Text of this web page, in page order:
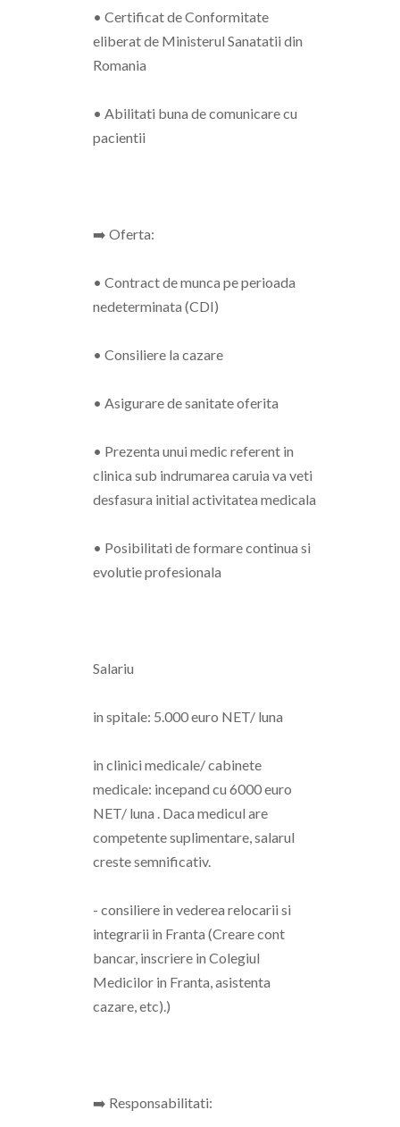
• Certificat de Conformitate
eliberat de Ministerul Sanatatii din
Romania
• Abilitati buna de comunicare cu
pacientii
➡️ Oferta:
• Contract de munca pe perioada
nedeterminata (CDI)
• Consiliere la cazare
• Asigurare de sanitate oferita
• Prezenta unui medic referent in
clinica sub indrumarea caruia va veti
desfasura initial activitatea medicala
• Posibilitati de formare continua si
evolutie profesionala
Salariu
in spitale: 5.000 euro NET/ luna
in clinici medicale/ cabinete
medicale: incepand cu 6000 euro
NET/ luna . Daca medicul are
competente suplimentare, salarul
creste semnificativ.
- consiliere in vederea relocarii si
integrarii in Franta (Creare cont
bancar, inscriere in Colegiul
Medicilor in Franta, asistenta
cazare, etc).)
➡️ Responsabilitati: